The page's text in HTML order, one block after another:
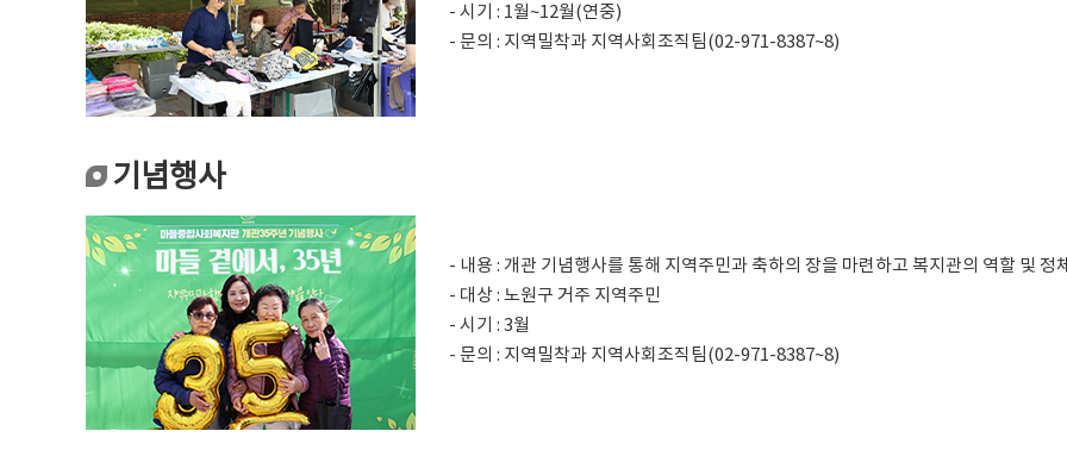
- 시기 : 1월~12월(연중)
- 문의 : 지역밀착과 지역사회조직팀(02-971-8387~8)
기념행사
- 내용 : 개관 기념행사를 통해 지역주민과 축하의 장을 마련하고 복지관의 역할 및 정
- 대상 : 노원구 거주 지역주민
- 시기 : 3월
- 문의 : 지역밀착과 지역사회조직팀(02-971-8387~8)